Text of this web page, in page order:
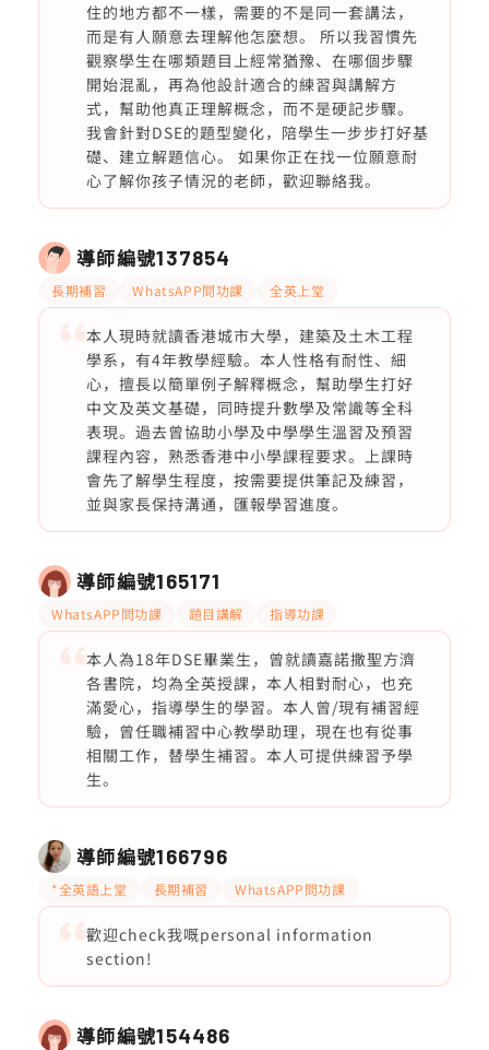
住的地方都不一樣，需要的不是同一套講法，
而是有人願意去理解他怎麼想。 所以我習慣先
觀察學生在哪類題目上經常猶豫、在哪個步驟
開始混亂，再為他設計適合的練習與講解方
式，幫助他真正理解概念，而不是硬記步驟。
我會針對DSE的題型變化，陪學生一步步打好基
礎、建立解題信心。 如果你正在找一位願意耐
心了解你孩子情況的老師，歡迎聯絡我。
導師編號137854
長期補習 WhatsAPP問功課 全英上堂
本人現時就讀香港城市大學，建築及土木工程
學系，有4年教學經驗。本人性格有耐性、細
心，擅長以簡單例子解釋概念，幫助學生打好
中文及英文基礎，同時提升數學及常識等全科
表現。過去曾協助小學及中學學生溫習及預習
課程內容，熟悉香港中小學課程要求。上課時
會先了解學生程度，按需要提供筆記及練習，
並與家長保持溝通，匯報學習進度。
導師編號165171
WhatsAPP問功課 題目講解 指導功課
本人為18年DSE畢業生，曾就讀嘉諾撒聖方濟
各書院，均為全英授課，本人相對耐心，也充
滿愛心，指導學生的學習。本人曾/現有補習經
驗，曾任職補習中心教學助理，現在也有從事
相關工作，替學生補習。本人可提供練習予學
生。
導師編號166796
*全英語上堂 長期補習 WhatsAPP問功課
歡迎check我嘅personal information
section!
導師編號154486